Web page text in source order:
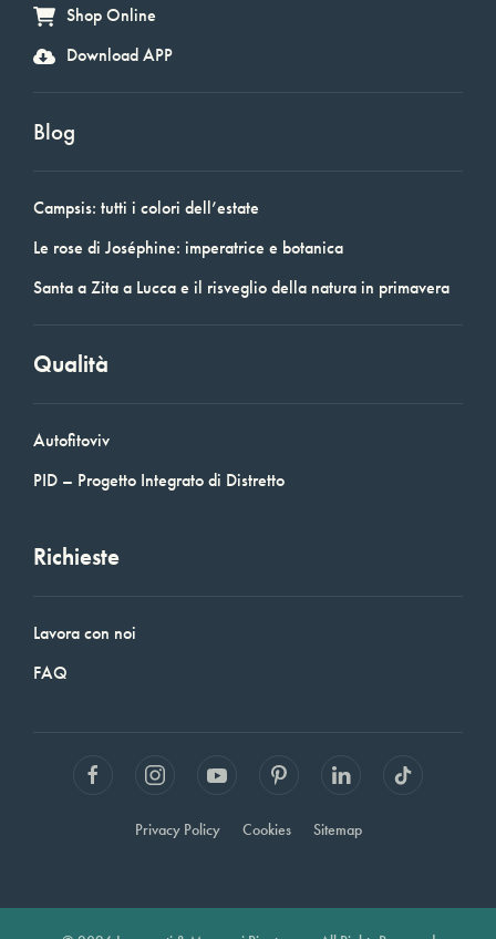
Shop Online
Download APP
Blog
Campsis: tutti i colori dell’estate
Le rose di Joséphine: imperatrice e botanica
Santa a Zita a Lucca e il risveglio della natura in primavera
Qualità
Autofitoviv
PID – Progetto Integrato di Distretto
Richieste
Lavora con noi
FAQ
Privacy Policy Cookies Sitemap